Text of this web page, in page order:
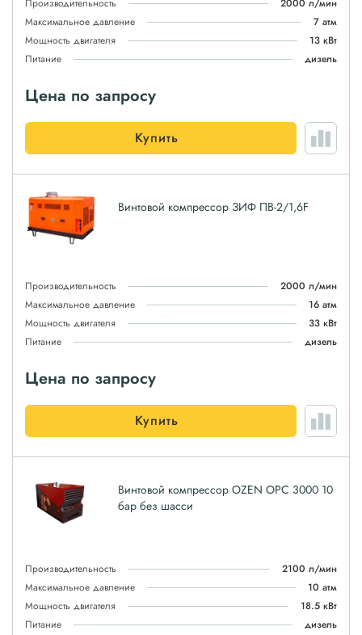
Производительность
2000 л/мин
Максимальное давление
7 атм
Мощность двигателя
13 кВт
Питание
дизель
Цена по запросу
Купить
Винтовой компрессор ЗИФ ПВ-2/1,6F
Производительность
2000 л/мин
Максимальное давление
16 атм
Мощность двигателя
33 кВт
Питание
дизель
Цена по запросу
Купить
Винтовой компрессор OZEN OPC 3000 10
бар без шасси
Производительность
2100 л/мин
Максимальное давление
10 атм
Мощность двигателя
18.5 кВт
Питание
дизель